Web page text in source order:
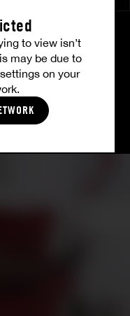
to view isn’t
may be due to
on your